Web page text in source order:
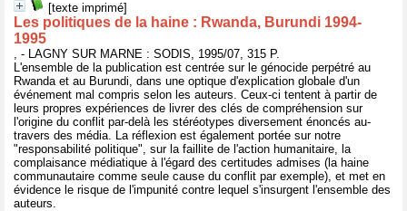
[texte imprimé]
Les politiques de la haine : Rwanda, Burundi 1994-
1995
, - LAGNY SUR MARNE : SODIS, 1995/07, 315 P.
L'ensemble de la publication est centrée sur le génocide perpétré au
Rwanda et au Burundi, dans une optique d'explication globale d'un
événement mal compris selon les auteurs. Ceux-ci tentent à partir de
leurs propres expériences de livrer des clés de compréhension sur
l'origine du conflit par-delà les stéréotypes diversement énoncés au-
travers des média. La réflexion est également portée sur notre
"responsabilité politique", sur la faillite de l'action humanitaire, la
complaisance médiatique à l'égard des certitudes admises (la haine
communautaire comme seule cause du conflit par exemple), et met en
évidence le risque de l'impunité contre lequel s'insurgent l'ensemble des
auteurs.